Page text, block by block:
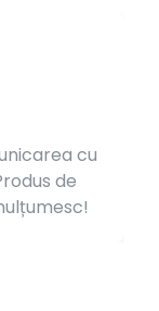
cu
de